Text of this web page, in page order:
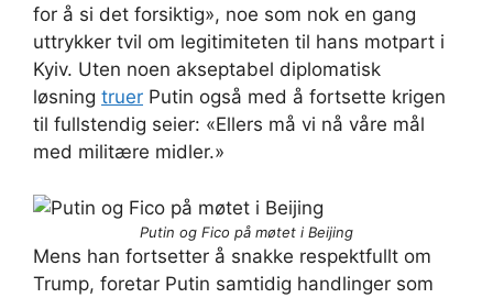
for å si det forsiktig», noe som nok en gang
uttrykker tvil om legitimiteten til hans motpart i
Kyiv. Uten noen akseptabel diplomatisk
løsning truer Putin også med å fortsette krigen
til fullstendig seier: «Ellers må vi nå våre mål
med militære midler.»
Putin og Fico på møtet i Beijing
Mens han fortsetter å snakke respektfullt om
Trump, foretar Putin samtidig handlinger som